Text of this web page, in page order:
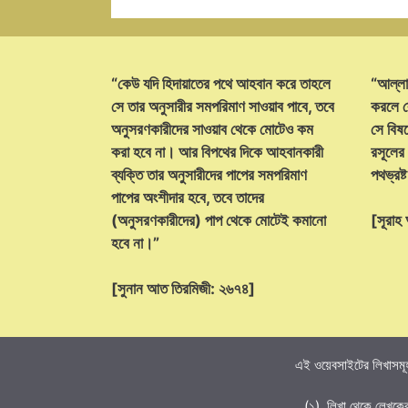
“কেউ যদি হিদায়াতের পথে আহবান করে তাহলে
সে তার অনুসারীর সমপরিমাণ সাওয়াব পাবে, তবে
অনুসরণকারীদের সাওয়াব থেকে মোটেও কম
করা হবে না। আর বিপথের দিকে আহবানকারী
ব্যক্তি তার অনুসারীদের পাপের সমপরিমাণ
পাপের অংশীদার হবে, তবে তাদের
(অনুসরণকারীদের) পাপ থেকে মোটেই কমানো
হবে না।”
[সুনান আত তিরমিজী: ২৬৭৪]
করলে
সে
এই ওয়েবসাইটের